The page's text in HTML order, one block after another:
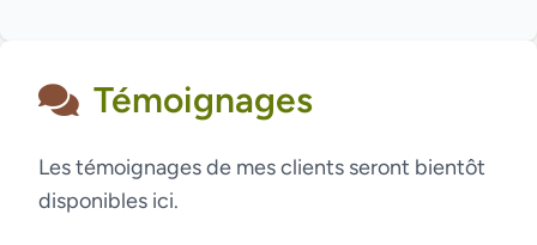
Témoignages
Les témoignages de mes clients seront bientôt
disponibles ici.